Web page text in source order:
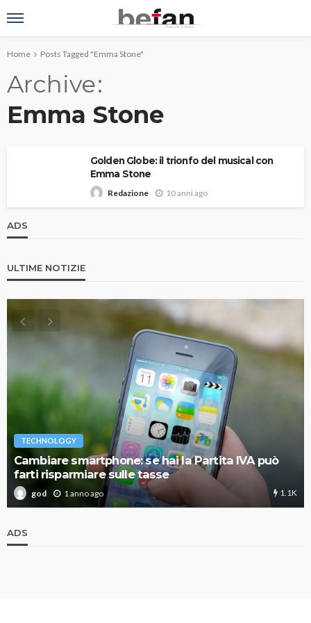
Home Posts Tagged "Emma Stone"
Archive
Emma Stone
Golden Globe: il trionfo del musical con
Emma Stone
Redazione 10 anni ago
ADS
ULTIME NOTIZIE
TECHNOLOGY
Cambiare smartphone: se hai la Partita IVA può
farti risparmiare sulle tasse
god 1 anno ago 1.1K
ADS